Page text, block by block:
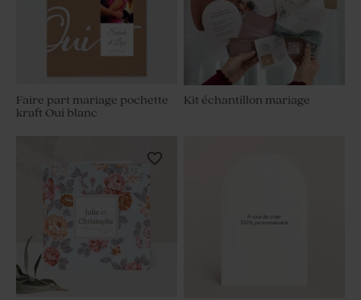
Kit échantillon mariage
Faire part mariage pochette
kraft Oui blanc